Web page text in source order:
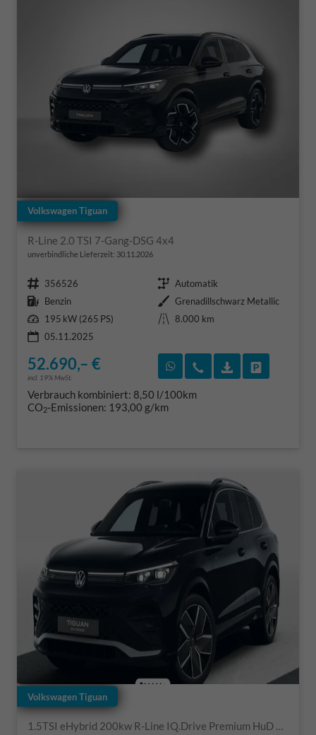
Volkswagen Tiguan
R-Line 2.0 TSI 7-Gang-DSG 4x4
unverbindliche Lieferzeit: 30.11.2026
Fahrzeugnr. 356526 Getriebe Automatik
Kraftstoff Benzin Außenfarbe Grenadillschwarz Metallic
Leistung 195 kW (265 PS) Kilometerstand
8.000 km
05.11.2025
52.690,– €
incl. 19% MwSt.
Rückruf vereinbaren
Wir rufen Sie an
Verbrauch kombiniert: 8,50 l/100km
CO2-Emissionen: 193,00 g/km
Volkswagen Tiguan
1.5TSI eHybrid 200kw R-Line IQ.Drive Premium HuD AHK 20"